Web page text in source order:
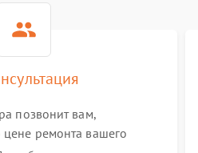
60 мин
60 мин
позвонит вам,
ремонта вашего